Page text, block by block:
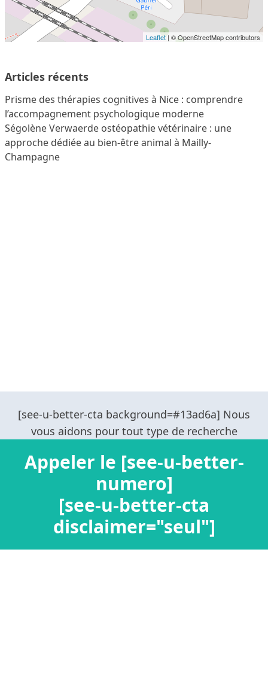
Leaflet | © OpenStreetMap contributors
Articles récents
Prisme des thérapies cognitives à Nice : comprendre
l’accompagnement psychologique moderne
Ségolène Verwaerde ostéopathie vétérinaire : une
approche dédiée au bien-être animal à Mailly-
Champagne
Appeler le [see-u-better-
numero]
[see-u-better-cta
disclaimer="seul"]